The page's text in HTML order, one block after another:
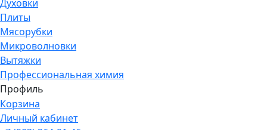
Духовки
Плиты
Мясорубки
Микроволновки
Вытяжки
Профессиональная химия
Профиль
Корзина
Личный кабинет